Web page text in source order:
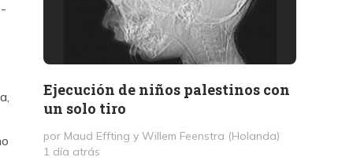
Ejecución de niños palestinos con
un solo tiro
por Maud Effting y Willem Feenstra (Holanda)
1 día atrás